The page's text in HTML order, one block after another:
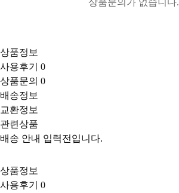
상품정보
사용후기 0
상품문의 0
배송정보
교환정보
관련상품
배송 안내 입력전입니다.
상품정보
사용후기 0